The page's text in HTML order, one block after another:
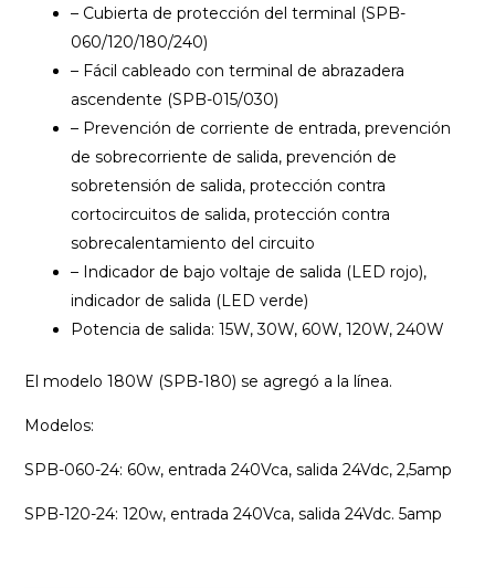
– Cubierta de protección del terminal (SPB-
060/120/180/240)
– Fácil cableado con terminal de abrazadera
ascendente (SPB-015/030)
– Prevención de corriente de entrada, prevención
de sobrecorriente de salida, prevención de
sobretensión de salida, protección contra
cortocircuitos de salida, protección contra
sobrecalentamiento del circuito
– Indicador de bajo voltaje de salida (LED rojo),
indicador de salida (LED verde)
Potencia de salida: 15W, 30W, 60W, 120W, 240W
El modelo 180W (SPB-180) se agregó a la línea.
Modelos:
SPB-060-24: 60w, entrada 240Vca, salida 24Vdc, 2,5amp
SPB-120-24: 120w, entrada 240Vca, salida 24Vdc. 5amp